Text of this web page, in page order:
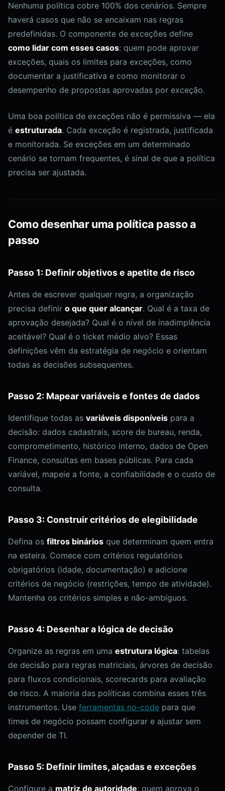
Nenhuma política cobre 100% dos cenários. Sempre
haverá casos que não se encaixam nas regras
predefinidas. O componente de exceções define
como lidar com esses casos: quem pode aprovar
exceções, quais os limites para exceções, como
documentar a justificativa e como monitorar o
desempenho de propostas aprovadas por exceção.
Uma boa política de exceções não é permissiva — ela
é estruturada. Cada exceção é registrada, justificada
e monitorada. Se exceções em um determinado
cenário se tornam frequentes, é sinal de que a política
precisa ser ajustada.
Como desenhar uma política passo a
passo
Passo 1: Definir objetivos e apetite de risco
Antes de escrever qualquer regra, a organização
precisa definir o que quer alcançar. Qual é a taxa de
aprovação desejada? Qual é o nível de inadimplência
aceitável? Qual é o ticket médio alvo? Essas
definições vêm da estratégia de negócio e orientam
todas as decisões subsequentes.
Passo 2: Mapear variáveis e fontes de dados
Identifique todas as variáveis disponíveis para a
decisão: dados cadastrais, score de bureau, renda,
comprometimento, histórico interno, dados de Open
Finance, consultas em bases públicas. Para cada
variável, mapeie a fonte, a confiabilidade e o custo de
consulta.
Passo 3: Construir critérios de elegibilidade
Defina os filtros binários que determinam quem entra
na esteira. Comece com critérios regulatórios
obrigatórios (idade, documentação) e adicione
critérios de negócio (restrições, tempo de atividade).
Mantenha os critérios simples e não-ambíguos.
Passo 4: Desenhar a lógica de decisão
Organize as regras em uma estrutura lógica: tabelas
de decisão para regras matriciais, árvores de decisão
para fluxos condicionais, scorecards para avaliação
de risco. A maioria das políticas combina esses três
instrumentos. Use ferramentas no-code para que
times de negócio possam configurar e ajustar sem
depender de TI.
Passo 5: Definir limites, alçadas e exceções
Configure a matriz de autoridade: quem aprova o